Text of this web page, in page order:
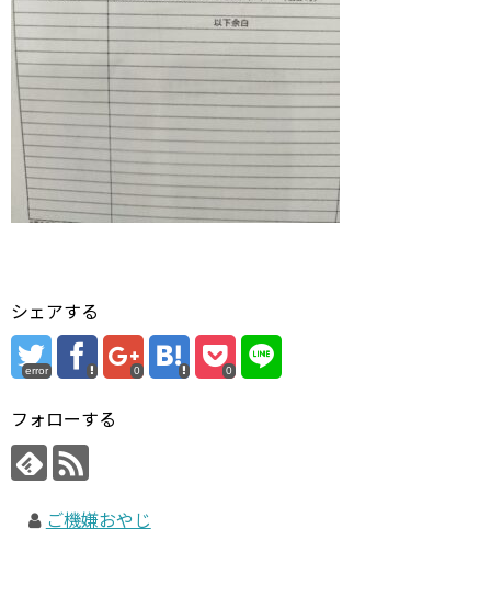
シェアする
error 0 0
フォローする
ご機嫌おやじ